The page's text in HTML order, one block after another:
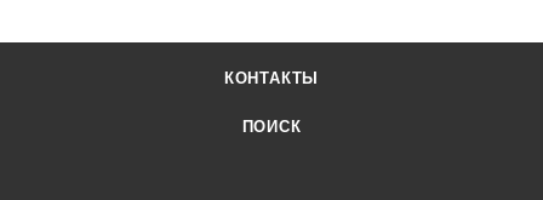
КОНТАКТЫ
ПОИСК